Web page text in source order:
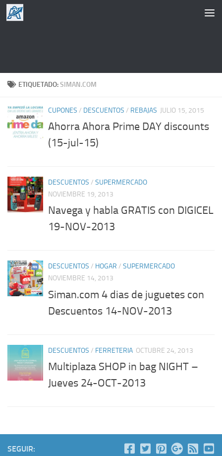
Saltar al contenido
ETIQUETADO:SIMAN.COM
CUPONES / DESCUENTOS / REBAJAS JULIO 15, 2015
Ahorra Ahora Prime DAY discounts
(15-jul-15)
DESCUENTOS / SUPERMERCADO
NOVIEMBRE 19, 2013
Navega y habla GRATIS con DIGICEL
19-NOV-2013
DESCUENTOS / HOGAR / SUPERMERCADO
NOVIEMBRE 14, 2013
Siman.com 4 dias de juguetes con
Descuentos 14-NOV-2013
DESCUENTOS / FERRETERIA OCTUBRE 24, 2013
Multiplaza SHOP in bag NIGHT –
Jueves 24-OCT-2013
SEGUIR: